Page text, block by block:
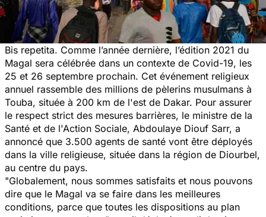
Bis repetita. Comme l’année dernière, l’édition 2021 du
Magal sera célébrée dans un contexte de Covid-19, les
25 et 26 septembre prochain. Cet événement religieux
annuel rassemble des millions de pèlerins musulmans à
Touba, située à 200 km de l'est de Dakar. Pour assurer
le respect strict des mesures barrières, le ministre de la
Santé et de l'Action Sociale, Abdoulaye Diouf Sarr, a
annoncé que 3.500 agents de santé vont être déployés
dans la ville religieuse, située dans la région de Diourbel,
au centre du pays.
"Globalement, nous sommes satisfaits et nous pouvons
dire que le Magal va se faire dans les meilleures
conditions, parce que toutes les dispositions au plan